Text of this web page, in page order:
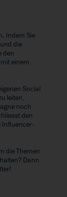
Indem Sie
die
den
einem
Social
leiten,
noch
den
Influencer-
die Themen
Dann